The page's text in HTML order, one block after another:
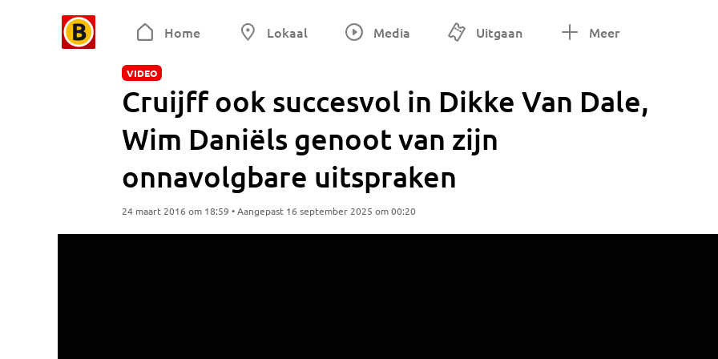
Home Lokaal Media Uitgaan Meer
VIDEO
Cruijff ook succesvol in Dikke Van Dale,
Wim Daniëls genoot van zijn
onnavolgbare uitspraken
24 maart 2016 om 18:59 • Aangepast 16 september 2025 om 00:20